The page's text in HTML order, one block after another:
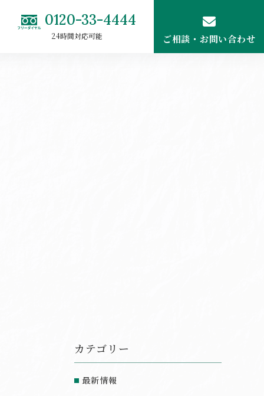
0120-33-4444
24時間対応可能 ご相談・お問い合わせ
カテゴリー
最新情報